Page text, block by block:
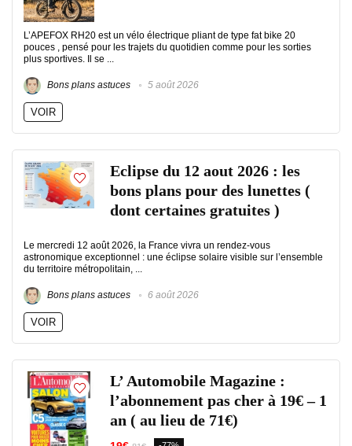
L’APEFOX RH20 est un vélo électrique pliant de type fat bike 20
pouces , pensé pour les trajets du quotidien comme pour les sorties
plus sportives. Il se ...
Bons plans astuces 5 août 2026
VOIR
Eclipse du 12 aout 2026 : les
bons plans pour des lunettes (
dont certaines gratuites )
Le mercredi 12 août 2026, la France vivra un rendez-vous
astronomique exceptionnel : une éclipse solaire visible sur l’ensemble
du territoire métropolitain, ...
Bons plans astuces 6 août 2026
VOIR
L’ Automobile Magazine :
l’abonnement pas cher à 19€ – 1
an ( au lieu de 71€)